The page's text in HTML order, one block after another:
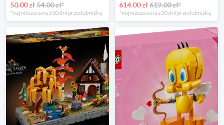
50.00 zł54.00 zł*
*najniższa cena z 30 dni przed obniżką
614.00 zł619.00 zł*
*najniższa cena z 30 dni przed obniżką